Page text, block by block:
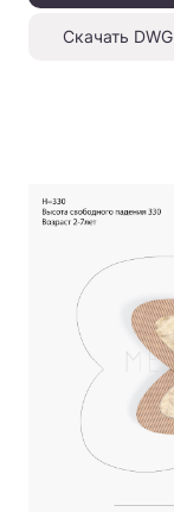
Скачать DWG